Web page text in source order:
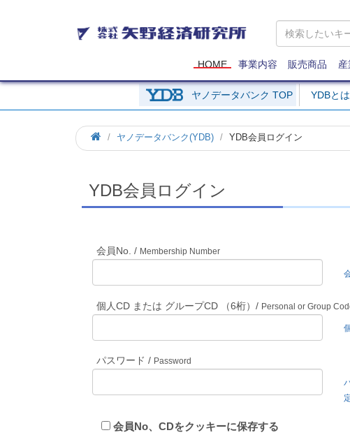
矢
野
研
究
所
HOME 事業内容 販売商品
ヤノデータバンク TOP YDBと
ホ
ー
ヤノデータバンク(YDB) YDB会員ログイン
YDB会員ログイン
会員No. / Membership Number
個人CD または グループCD （6桁）/ Personal or Group
パスワード / Password
会員No、CDをクッキーに保存する